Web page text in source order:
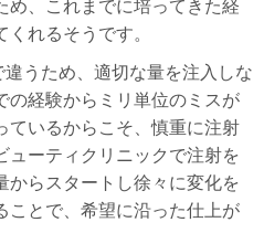
め、これまでに培ってきた経
れるそうです。
うため、適切な量を注入しな
の経験からミリ単位のミスが
ているからこそ、慎重に注射
ューティクリニックで注射を
からスタートし徐々に変化を
ことで、希望に沿った仕上が